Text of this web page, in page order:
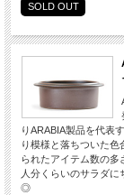
SOLD OUT
りARABIA製品を代表
り模様と落ちついた
られたアイテム数の
人分くらいのサラダ
◎